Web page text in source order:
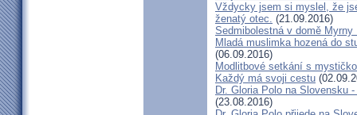
Vždycky jsem si myslel, že
ženatý otec. (21.09.2016)
Sedmibolestná v domě Myrny
Mladá muslimka hozená do
(06.09.2016)
Modlitbové setkání s
Každý má svoji cestu
Dr. Gloria Polo na Slovensku
(23.08.2016)